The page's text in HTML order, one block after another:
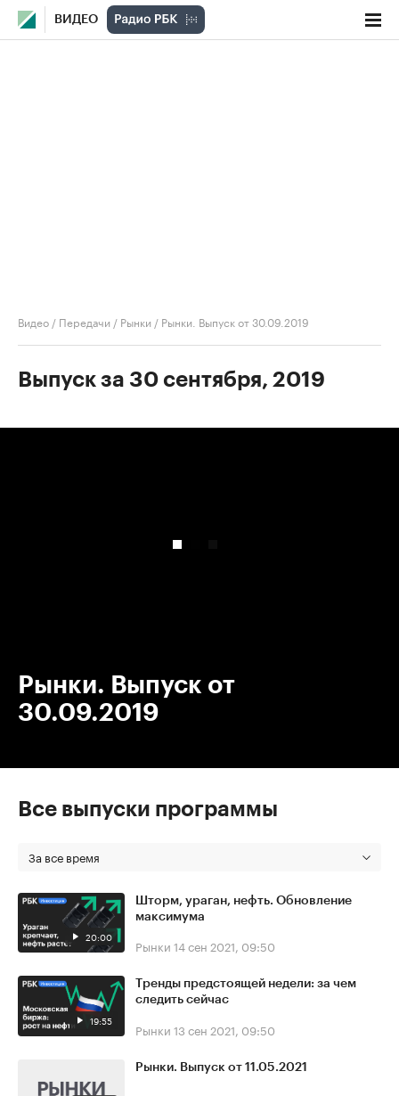
ВИДЕО
Видео / Передачи / Рынки / Рынки. Выпуск от 30.09.2019
Выпуск за 30 сентября, 2019
Рынки. Выпуск от
30.09.2019
Все выпуски программы
За все время
20:00
Шторм, ураган, нефть. Обновление
максимума
Рынки 14 сен 2021, 09:50
19:55
Тренды предстоящей недели: за чем
следить сейчас
Рынки 13 сен 2021, 09:50
Рынки. Выпуск от 11.05.2021